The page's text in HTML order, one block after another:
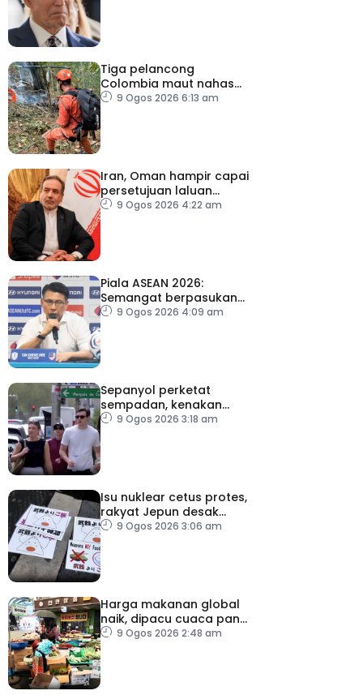
Tiga pelancong
Colombia maut nahas
helikopter di Rio de
9 Ogos 2026 6:13 am
Iran, Oman hampir capai
persetujuan laluan
sementara Selat Hormuz
9 Ogos 2026 4:22 am
Piala ASEAN 2026:
Semangat berpasukan
kunci Harimau Malaya ke
9 Ogos 2026 4:09 am
Sepanyol perketat
sempadan, kenakan
pemeriksaan ketibaan
9 Ogos 2026 3:18 am
Isu nuklear cetus protes,
rakyat Jepun desak
dasar dikaji semula
9 Ogos 2026 3:06 am
Harga makanan global
naik, dipacu cuaca panas
dan ketegangan
9 Ogos 2026 2:48 am